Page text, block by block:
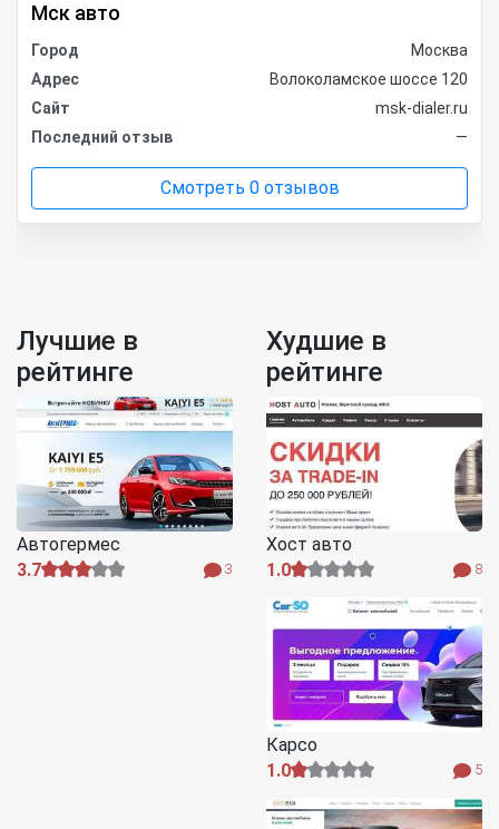
Мск авто
Город
Москва
Адрес
Волоколамское шоссе 120
Сайт
msk-dialer.ru
Последний отзыв
—
Смотреть 0 отзывов
Лучшие в
рейтинге
Автогермес
3.7
3
Худшие в
рейтинге
Хост авто
1.0
8
Карсо
1.0
5